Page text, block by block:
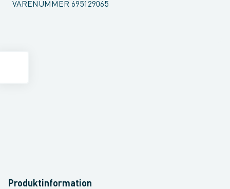
VARENUMMER 695129065
Produktinformation